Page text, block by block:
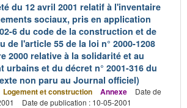
du 12 avril 2001 relatif à l'inventaire
sociaux, pris en application
6 du code de la construction et de
de l'article 55 de la loi n° 2000-1208
2000 relative à la solidarité et au
urbains et du décret n° 2001-316 du
non paru au Journal officiel)
Logement et construction Annexe
Date de
Date de publication : 10-05-2001